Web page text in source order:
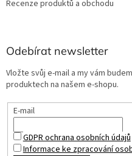
Recenze produktů a obchodu
Odebírat newsletter
Vložte svůj e-mail a my vám
produktech na našem e-shopu.
E-mail
GDPR ochrana osobních údajů
Informace ke zpracování